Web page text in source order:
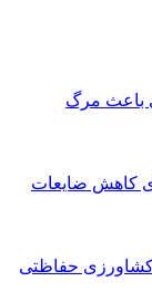
باعث مرگ
کاهش ضایعات
حفاظتی